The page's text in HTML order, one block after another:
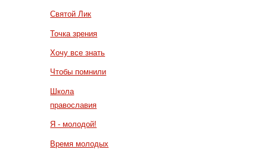
Святой Лик
Точка зрения
Хочу все знать
Чтобы помнили
Школа
православия
Я - молодой!
Время молодых